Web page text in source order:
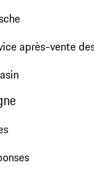
après-vente